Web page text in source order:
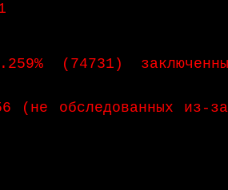
(74731)
(не обследованных из-